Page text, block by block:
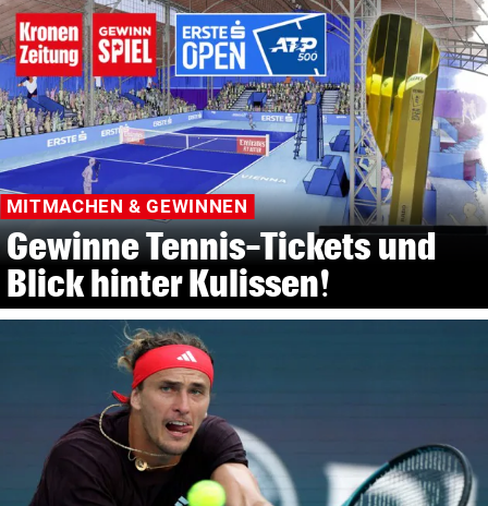
MITMACHEN & GEWINNEN
Gewinne Tennis-Tickets und
Blick hinter Kulissen!